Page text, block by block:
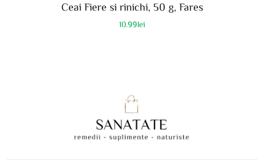
Ceai Fiere si rinichi, 50 g, Fares
10.99lei